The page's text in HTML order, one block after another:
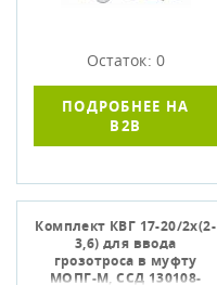
Остаток: 0
ПОДРОБНЕЕ НА
B2B
Комплект КВГ 17-20/2х(2-
3,6) для ввода
грозотроса в муфту
МОПГ-М, ССД 130108-